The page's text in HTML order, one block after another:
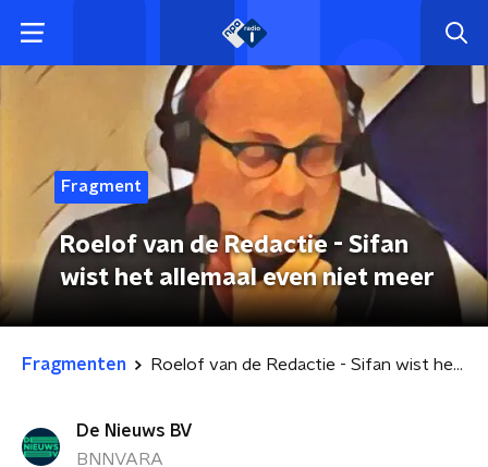
Fragment
Roelof van de Redactie - Sifan
wist het allemaal even niet meer
Fragmenten Roelof van de Redactie - Sifan wist het allemaal even niet meer
De Nieuws BV
BNNVARA